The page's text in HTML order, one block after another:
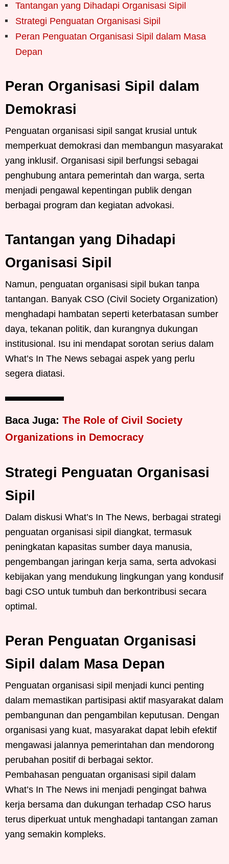
Tantangan yang Dihadapi Organisasi Sipil
Strategi Penguatan Organisasi Sipil
Peran Penguatan Organisasi Sipil dalam Masa
Depan
Peran Organisasi Sipil dalam
Demokrasi
Penguatan organisasi sipil sangat krusial untuk
memperkuat demokrasi dan membangun masyarakat
yang inklusif. Organisasi sipil berfungsi sebagai
penghubung antara pemerintah dan warga, serta
menjadi pengawal kepentingan publik dengan
berbagai program dan kegiatan advokasi.
Tantangan yang Dihadapi
Organisasi Sipil
Namun, penguatan organisasi sipil bukan tanpa
tantangan. Banyak CSO (Civil Society Organization)
menghadapi hambatan seperti keterbatasan sumber
daya, tekanan politik, dan kurangnya dukungan
institusional. Isu ini mendapat sorotan serius dalam
What’s In The News sebagai aspek yang perlu
segera diatasi.
Baca Juga: The Role of Civil Society
Organizations in Democracy
Strategi Penguatan Organisasi
Sipil
Dalam diskusi What’s In The News, berbagai strategi
penguatan organisasi sipil diangkat, termasuk
peningkatan kapasitas sumber daya manusia,
pengembangan jaringan kerja sama, serta advokasi
kebijakan yang mendukung lingkungan yang kondusif
bagi CSO untuk tumbuh dan berkontribusi secara
optimal.
Peran Penguatan Organisasi
Sipil dalam Masa Depan
Penguatan organisasi sipil menjadi kunci penting
dalam memastikan partisipasi aktif masyarakat dalam
pembangunan dan pengambilan keputusan. Dengan
organisasi yang kuat, masyarakat dapat lebih efektif
mengawasi jalannya pemerintahan dan mendorong
perubahan positif di berbagai sektor.
Pembahasan penguatan organisasi sipil dalam
What’s In The News ini menjadi pengingat bahwa
kerja bersama dan dukungan terhadap CSO harus
terus diperkuat untuk menghadapi tantangan zaman
yang semakin kompleks.